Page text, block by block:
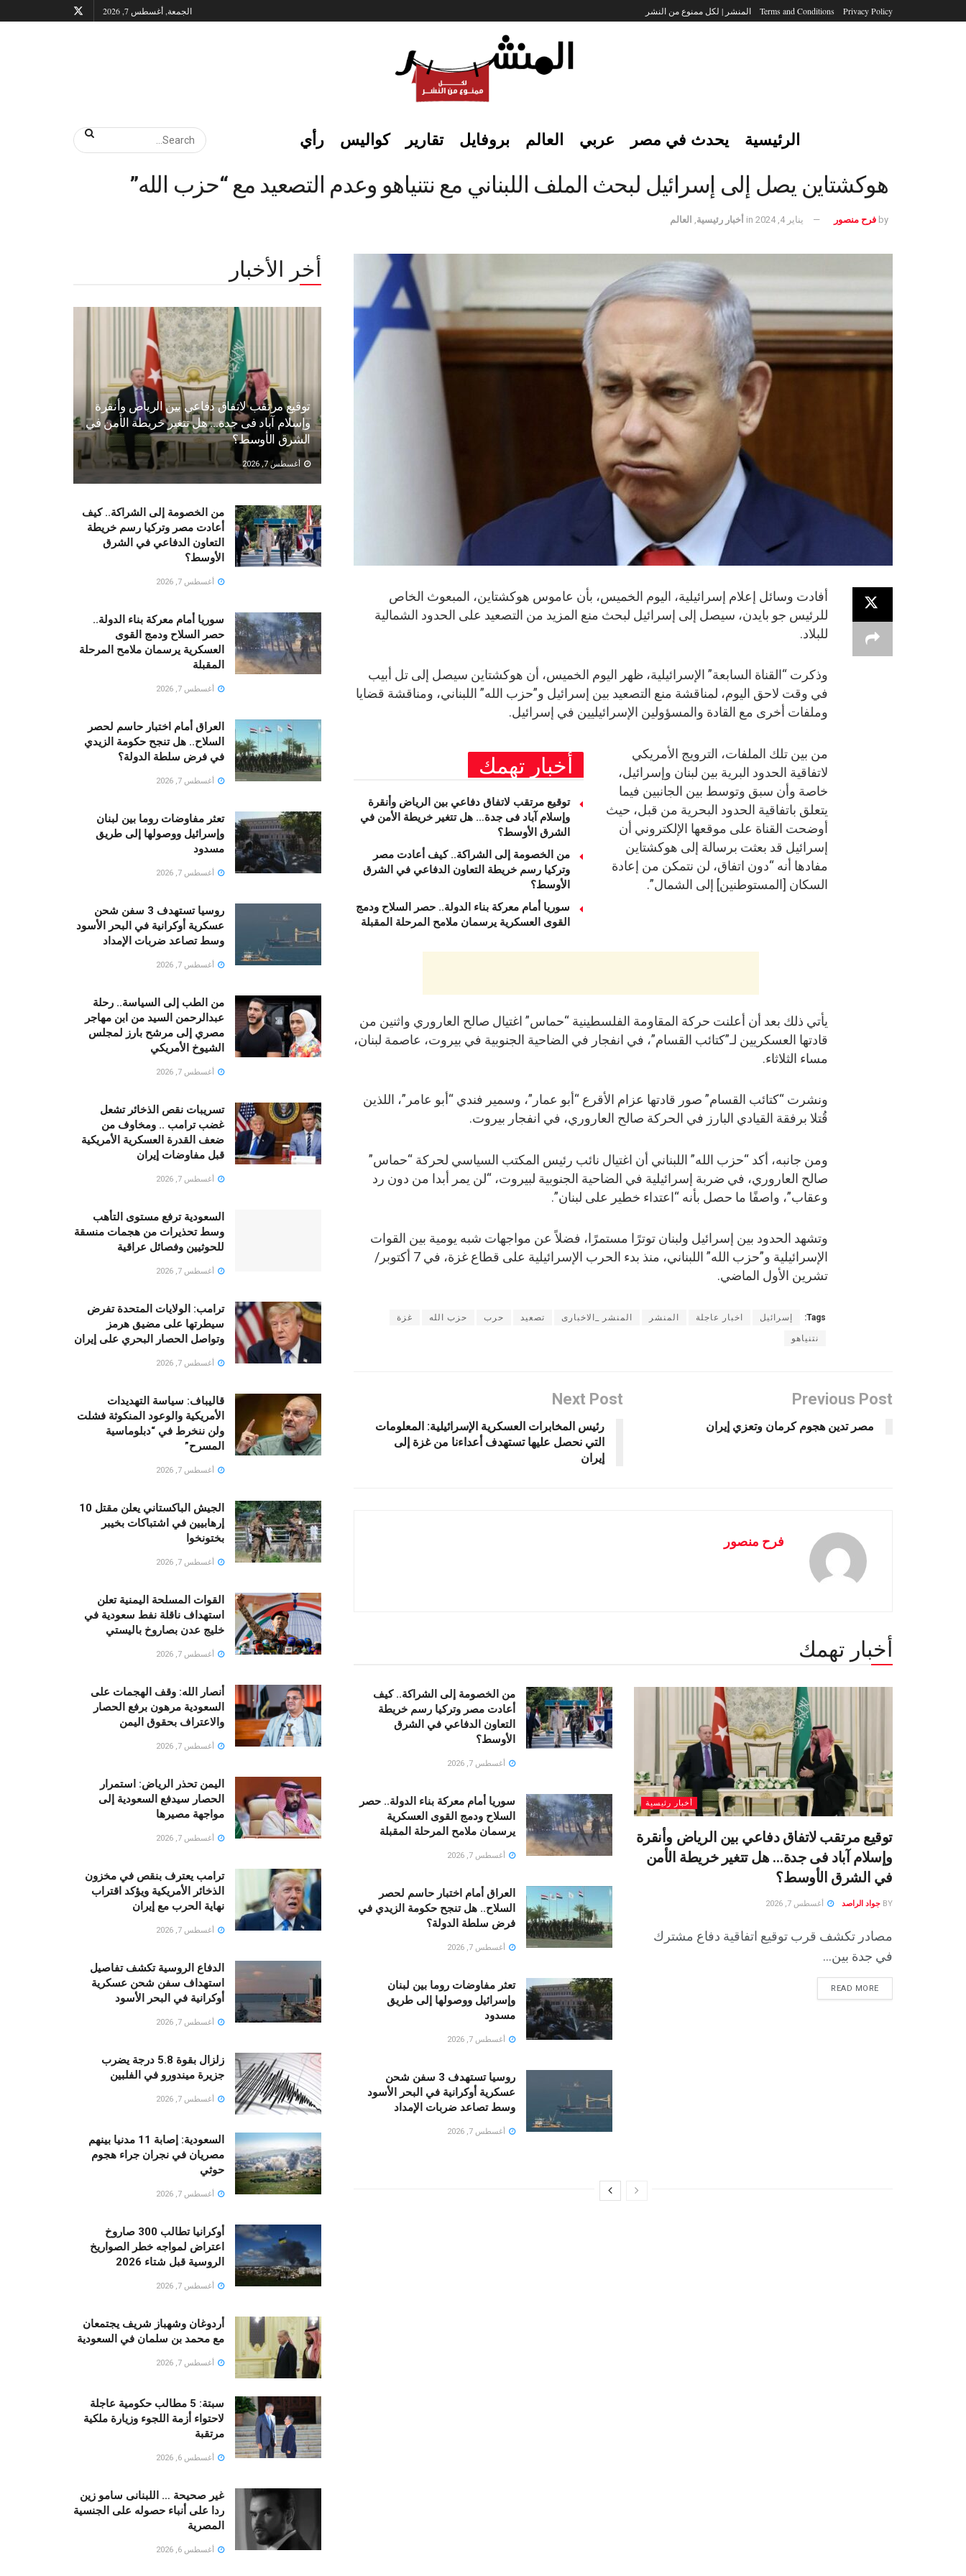
Privacy Policy
Terms and Conditions المنشر | لكل ممنوع من النشر الجمعة, أغسطس 7, 2026
الرئيسية يحدث في مصر عربي العالم بروفايل تقارير كواليس رأي
هوكشتاين يصل إلى إسرائيل لبحث الملف اللبناني مع نتنياهو وعدم التصعيد مع “حزب الله”
by فرح منصور يناير 4, 2024 in أخبار رئيسية العالم
أفادت وسائل إعلام إسرائيلية، اليوم الخميس، بأن عاموس هوكشتاين، المبعوث الخاص
للرئيس جو بايدن، سيصل إلى إسرائيل لبحث منع المزيد من التصعيد على الحدود الشمالية
للبلاد.
وذكرت “القناة السابعة” الإسرائيلية، ظهر اليوم الخميس، أن هوكشتاين سيصل إلى تل أبيب
في وقت لاحق اليوم، لمناقشة منع التصعيد بين إسرائيل و”حزب الله” اللبناني، ومناقشة قضايا
وملفات أخرى مع القادة والمسؤولين الإسرائيليين في إسرائيل.
أخبار تهمك
توقيع مرتقب لاتفاق دفاعي بين الرياض وأنقرة
وإسلام آباد فى جدة… هل تتغير خريطة الأمن في
الشرق الأوسط؟
من الخصومة إلى الشراكة.. كيف أعادت مصر
وتركيا رسم خريطة التعاون الدفاعي في الشرق
الأوسط؟
سوريا أمام معركة بناء الدولة.. حصر السلاح ودمج
القوى العسكرية يرسمان ملامح المرحلة المقبلة
من بين تلك الملفات، الترويج الأمريكي
لاتفاقية الحدود البرية بين لبنان وإسرائيل،
خاصة وأن سبق وتوسط بين الجانبين فيما
يتعلق باتفاقية الحدود البحرية من قبل، حيث
أوضحت القناة على موقعها الإلكتروني أن
إسرائيل قد بعثت برسالة إلى هوكشتاين
مفادها أنه “دون اتفاق، لن نتمكن من إعادة
السكان [المستوطنين] إلى الشمال”.
يأتي ذلك بعد أن أعلنت حركة المقاومة الفلسطينية “حماس” اغتيال صالح العاروري واثنين من
قادتها العسكريين لـ”كتائب القسام”، في انفجار في الضاحية الجنوبية في بيروت، عاصمة لبنان،
مساء الثلاثاء.
ونشرت “كتائب القسام” صور قادتها عزام الأقرع “أبو عمار”، وسمير فندي “أبو عامر”، اللذين
قُتلا برفقة القيادي البارز في الحركة صالح العاروري، في انفجار بيروت.
ومن جانبه، أكد “حزب الله” اللبناني أن اغتيال نائب رئيس المكتب السياسي لحركة “حماس”
صالح العاروري، في ضربة إسرائيلية في الضاحية الجنوبية لبيروت، “لن يمر أبدا من دون رد
وعقاب”، واصفًا ما حصل بأنه “اعتداء خطير على لبنان”.
وتشهد الحدود بين إسرائيل ولبنان توترًا مستمرًا، فضلاً عن مواجهات شبه يومية بين القوات
الإسرائيلية و”حزب الله” اللبناني، منذ بدء الحرب الإسرائيلية على قطاع غزة، في 7 أكتوبر/
تشرين الأول الماضي.
Tags: إسرائيل اخبار عاجلة المنشر المنشر _الاخبارى تصعيد حرب حزب الله غزة
نتنياهو
Previous Post
مصر تدين هجوم كرمان وتعزي إيران
Next Post
رئيس المخابرات العسكرية الإسرائيلية: المعلومات
التي نحصل عليها تستهدف أعداءنا من غزة إلى
إيران
فرح منصور
أخبار تهمك
أخبار رئيسية
توقيع مرتقب لاتفاق دفاعي بين الرياض وأنقرة
وإسلام آباد فى جدة… هل تتغير خريطة الأمن
في الشرق الأوسط؟
BY جواد الراصد أغسطس 7, 2026
مصادر تكشف قرب توقيع اتفاقية دفاع مشترك
في جدة بين...
READ MORE
من الخصومة إلى الشراكة.. كيف
أعادت مصر وتركيا رسم خريطة
التعاون الدفاعي في الشرق
الأوسط؟
أغسطس 7, 2026
سوريا أمام معركة بناء الدولة.. حصر
السلاح ودمج القوى العسكرية
يرسمان ملامح المرحلة المقبلة
أغسطس 7, 2026
العراق أمام اختبار حاسم لحصر
السلاح.. هل تنجح حكومة الزيدي في
فرض سلطة الدولة؟
أغسطس 7, 2026
تعثر مفاوضات روما بين لبنان
وإسرائيل ووصولها إلى طريق
مسدود
أغسطس 7, 2026
روسيا تستهدف 3 سفن شحن
عسكرية أوكرانية في البحر الأسود
وسط تصاعد ضربات الإمداد
أغسطس 7, 2026
أخر الأخبار
توقيع مرتقب لاتفاق دفاعي بين الرياض وأنقرة
وإسلام آباد فى جدة… هل تتغير خريطة الأمن في
الشرق الأوسط؟
أغسطس 7, 2026
من الخصومة إلى الشراكة.. كيف
أعادت مصر وتركيا رسم خريطة
التعاون الدفاعي في الشرق
الأوسط؟
أغسطس 7, 2026
سوريا أمام معركة بناء الدولة..
حصر السلاح ودمج القوى
العسكرية يرسمان ملامح المرحلة
المقبلة
أغسطس 7, 2026
العراق أمام اختبار حاسم لحصر
السلاح.. هل تنجح حكومة الزيدي
في فرض سلطة الدولة؟
أغسطس 7, 2026
تعثر مفاوضات روما بين لبنان
وإسرائيل ووصولها إلى طريق
مسدود
أغسطس 7, 2026
روسيا تستهدف 3 سفن شحن
عسكرية أوكرانية في البحر الأسود
وسط تصاعد ضربات الإمداد
أغسطس 7, 2026
من الطب إلى السياسة.. رحلة
عبدالرحمن السيد من ابن مهاجر
مصري إلى مرشح بارز لمجلس
الشيوخ الأمريكي
أغسطس 7, 2026
تسريبات نقص الذخائر تشعل
غضب ترامب .. ومخاوف من
ضعف القدرة العسكرية الأمريكية
قبل مفاوضات إيران
أغسطس 7, 2026
السعودية ترفع مستوى التأهب
وسط تحذيرات من هجمات منسقة
للحوثيين وفصائل عراقية
أغسطس 7, 2026
ترامب: الولايات المتحدة تفرض
سيطرتها على مضيق هرمز
وتواصل الحصار البحري على إيران
أغسطس 7, 2026
قالیباف: سياسة التهديدات
الأمريكية والوعود المنكوثة فشلت
ولن ننخرط في “دبلوماسية
المسرح”
أغسطس 7, 2026
الجيش الباكستاني يعلن مقتل 10
إرهابيين في اشتباكات بخيبر
بختونخوا
أغسطس 7, 2026
القوات المسلحة اليمنية تعلن
استهداف ناقلة نفط سعودية في
خليج عدن بصاروخ باليستي
أغسطس 7, 2026
أنصار الله: وقف الهجمات على
السعودية مرهون برفع الحصار
والاعتراف بحقوق اليمن
أغسطس 7, 2026
اليمن تحذر الرياض: استمرار
الحصار سيدفع السعودية إلى
مواجهة مصيرها
أغسطس 7, 2026
ترامب يعترف بنقص في مخزون
الذخائر الأمريكية ويؤكد اقتراب
نهاية الحرب مع إيران
أغسطس 7, 2026
الدفاع الروسية تكشف تفاصيل
استهداف سفن شحن عسكرية
أوكرانية في البحر الأسود
أغسطس 7, 2026
زلزال بقوة 5.8 درجة يضرب
جزيرة ميندورو في الفلبين
أغسطس 7, 2026
السعودية: إصابة 11 مدنيا بينهم
مصريان في نجران جراء هجوم
حوثي
أغسطس 7, 2026
أوكرانيا تطالب 300 صاروخ
اعتراض لمواجه خطر الصواريخ
الروسية قبل شتاء 2026
أغسطس 7, 2026
أردوغان وشهباز شريف يجتمعان
مع محمد بن سلمان في السعودية
أغسطس 7, 2026
سبتة: 5 مطالب حكومية عاجلة
لاحتواء أزمة اللجوء وزيارة ملكية
مرتقبة
أغسطس 6, 2026
غير صحيحة … اللبنانى سامو زين
ردا على أنباء حصوله على الجنسية
المصرية
أغسطس 6, 2026